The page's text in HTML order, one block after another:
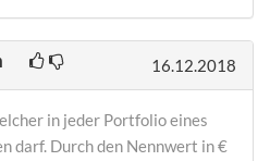
16.12.2018
in jeder Portfolio eines
darf. Durch den Nennwert in €